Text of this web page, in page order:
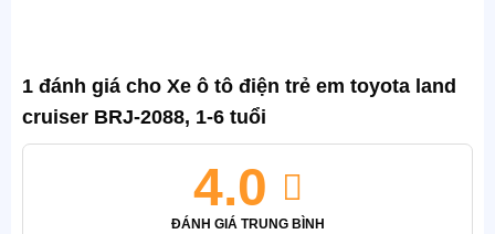
1 đánh giá cho Xe ô tô điện trẻ em toyota land
cruiser BRJ-2088, 1-6 tuổi
4.0
ĐÁNH GIÁ TRUNG BÌNH